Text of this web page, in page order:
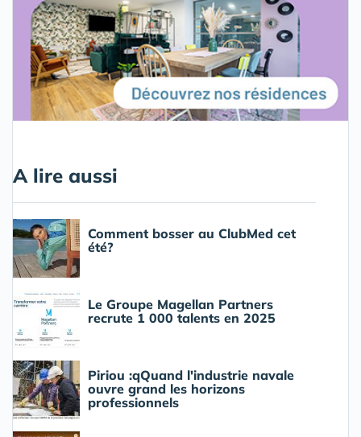
A lire aussi
Comment bosser au ClubMed cet
été?
Le Groupe Magellan Partners
recrute 1 000 talents en 2025
Piriou :qQuand l'industrie navale
ouvre grand les horizons
professionnels